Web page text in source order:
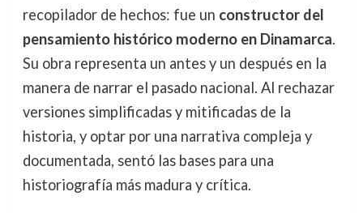
recopilador de hechos: fue un constructor del
pensamiento histórico moderno en Dinamarca.
Su obra representa un antes y un después en la
manera de narrar el pasado nacional. Al rechazar
versiones simplificadas y mitificadas de la
historia, y optar por una narrativa compleja y
documentada, sentó las bases para una
historiografía más madura y crítica.